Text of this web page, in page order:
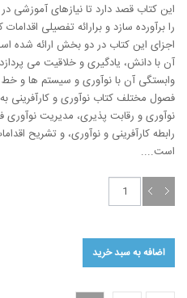
این کتاب قصد دارد تا نیازهای آموزشی
را برآورده سازد و برارائه تفصیلی
اجزای این کتاب در دو بخش ارائه شده
آن با دانش، یادگیری و خلاقیت می
وابستگی آن با نوآوری و سیستم ها و
فصول مختلف کتاب نوآوری و کارآفرینی
نوآوری و رقابت پذیری، مدیریت نوآوری
رابطه کارآفرینی و نوآوری، و تشریح
است....